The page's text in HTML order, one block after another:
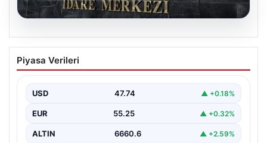
07.08.2026
Merkez Bankası faiz kararı ne zaman?
Ekonomistlerin nisan ayı faiz beklentisi
Piyasa Verileri
USD 47.74 ▲ +0.18%
EUR 55.25 ▲ +0.32%
ALTIN 6660.6 ▲ +2.59%